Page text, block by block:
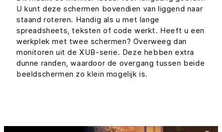
U kunt deze schermen bovendien van liggend naar
staand roteren. Handig als u met lange
spreadsheets, teksten of code werkt. Heeft u een
werkplek met twee schermen? Overweeg dan
monitoren uit de XUB-serie. Deze hebben extra
dunne randen, waardoor de overgang tussen beide
beeldschermen zo klein mogelijk is.